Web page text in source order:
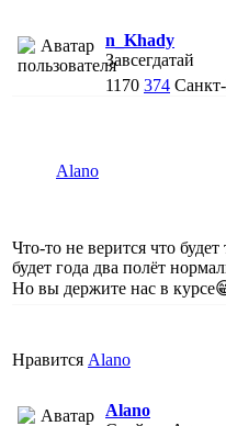
n_Khady
Завсегдатай
1170 374
Alano
Что-то не верится что
будет года два полёт
Но вы держите нас в
Нравится Alano
Alano